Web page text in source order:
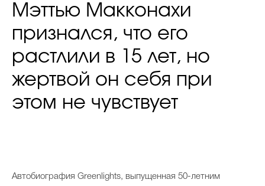
Мэттью Макконахи
признался, что его
растлили в 15 лет, но
жертвой он себя при
этом не чувствует
Автобиография Greenlights, выпущенная 50-летним